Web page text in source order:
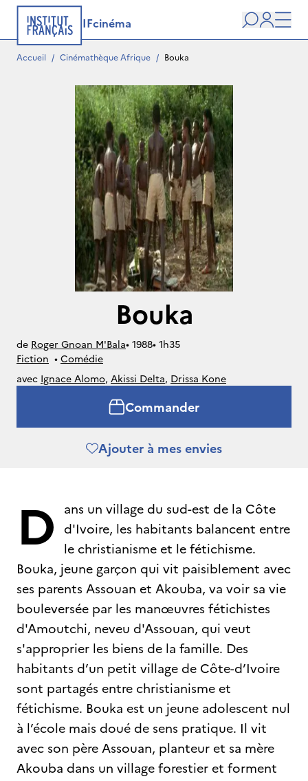
IFcinéma
user
Accueil / Cinémathèque Afrique / Bouka
Bouka
de Roger Gnoan M'Bala• 1988• 1h35
Fiction • Comédie
avec Ignace Alomo, Akissi Delta, Drissa Kone
Commander
Ajouter à mes envies
D
ans un village du sud-est de la Côte
d'Ivoire, les habitants balancent entre
le christianisme et le fétichisme.
Bouka, jeune garçon qui vit paisiblement avec
ses parents Assouan et Akouba, va voir sa vie
bouleversée par les manœuvres fétichistes
d'Amoutchi, neveu d'Assouan, qui veut
s'approprier les biens de la famille. Des
habitants d’un petit village de Côte-d’Ivoire
sont partagés entre christianisme et
fétichisme. Bouka est un jeune adolescent nul
à l’école mais doué de sens pratique. Il vit
avec son père Assouan, planteur et sa mère
Akouba dans un village forestier et forment